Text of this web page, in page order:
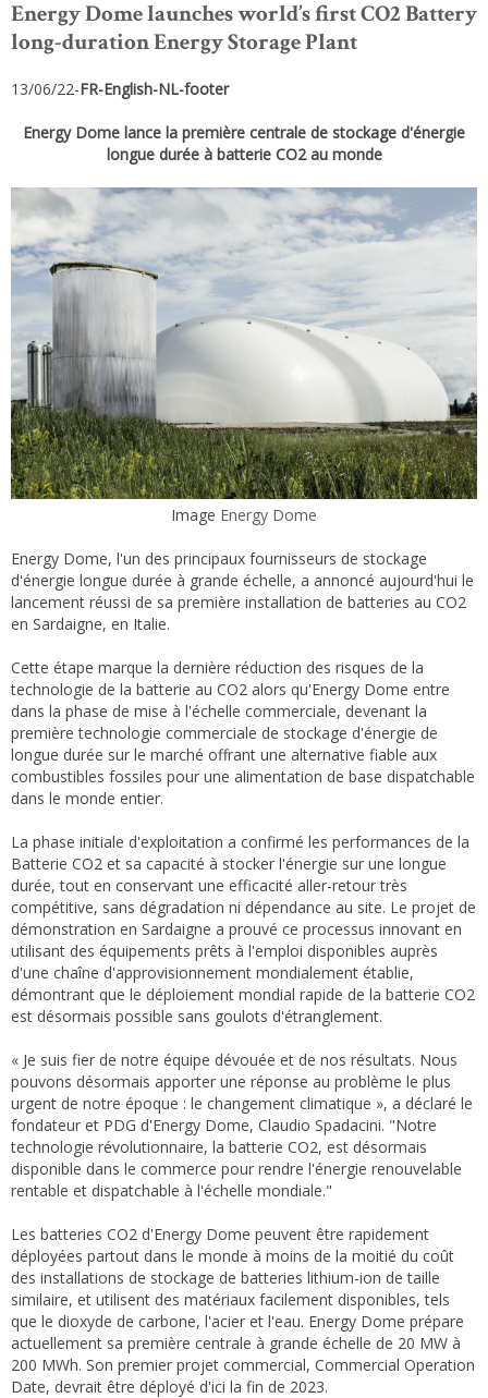
Energy Dome launches world’s first CO2 Battery
long-duration Energy Storage Plant
13/06/22-FR-English-NL-footer
Energy Dome lance la première centrale de stockage d'énergie
longue durée à batterie CO2 au monde
Image Energy Dome
Energy Dome, l'un des principaux fournisseurs de stockage
d'énergie longue durée à grande échelle, a annoncé aujourd'hui le
lancement réussi de sa première installation de batteries au CO2
en Sardaigne, en Italie.
Cette étape marque la dernière réduction des risques de la
technologie de la batterie au CO2 alors qu'Energy Dome entre
dans la phase de mise à l'échelle commerciale, devenant la
première technologie commerciale de stockage d'énergie de
longue durée sur le marché offrant une alternative fiable aux
combustibles fossiles pour une alimentation de base dispatchable
dans le monde entier.
La phase initiale d'exploitation a confirmé les performances de la
Batterie CO2 et sa capacité à stocker l'énergie sur une longue
durée, tout en conservant une efficacité aller-retour très
compétitive, sans dégradation ni dépendance au site. Le projet de
démonstration en Sardaigne a prouvé ce processus innovant en
utilisant des équipements prêts à l'emploi disponibles auprès
d'une chaîne d'approvisionnement mondialement établie,
démontrant que le déploiement mondial rapide de la batterie CO2
est désormais possible sans goulots d'étranglement.
« Je suis fier de notre équipe dévouée et de nos résultats. Nous
pouvons désormais apporter une réponse au problème le plus
urgent de notre époque : le changement climatique », a déclaré le
fondateur et PDG d'Energy Dome, Claudio Spadacini. "Notre
technologie révolutionnaire, la batterie CO2, est désormais
disponible dans le commerce pour rendre l'énergie renouvelable
rentable et dispatchable à l'échelle mondiale."
Les batteries CO2 d'Energy Dome peuvent être rapidement
déployées partout dans le monde à moins de la moitié du coût
des installations de stockage de batteries lithium-ion de taille
similaire, et utilisent des matériaux facilement disponibles, tels
que le dioxyde de carbone, l'acier et l'eau. Energy Dome prépare
actuellement sa première centrale à grande échelle de 20 MW à
200 MWh. Son premier projet commercial, Commercial Operation
Date, devrait être déployé d'ici la fin de 2023.